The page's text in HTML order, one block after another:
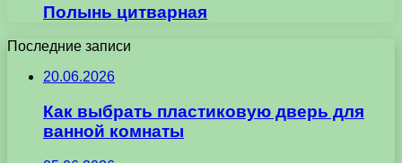
Полынь цитварная
Последние записи
20.06.2026
Как выбрать пластиковую дверь для
ванной комнаты